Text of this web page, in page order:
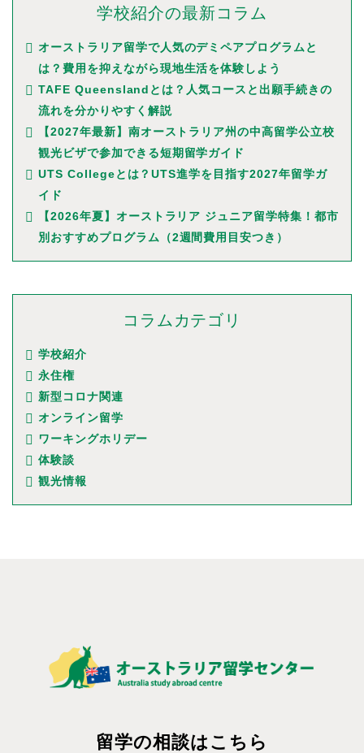
学校紹介の最新コラム
オーストラリア留学で人気のデミペアプログラムと
は？費用を抑えながら現地生活を体験しよう
TAFE Queenslandとは？人気コースと出願手続きの
流れを分かりやすく解説
【2027年最新】南オーストラリア州の中高留学公立校
観光ビザで参加できる短期留学ガイド
UTS Collegeとは？UTS進学を目指す2027年留学ガ
イド
【2026年夏】オーストラリア ジュニア留学特集！都市
別おすすめプログラム（2週間費用目安つき）
コラムカテゴリ
学校紹介
永住権
新型コロナ関連
オンライン留学
ワーキングホリデー
体験談
観光情報
留学の相談はこちら